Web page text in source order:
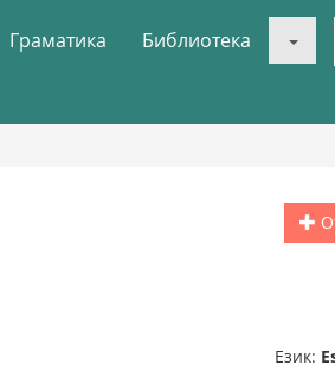
Граматика Библиотека
Език: